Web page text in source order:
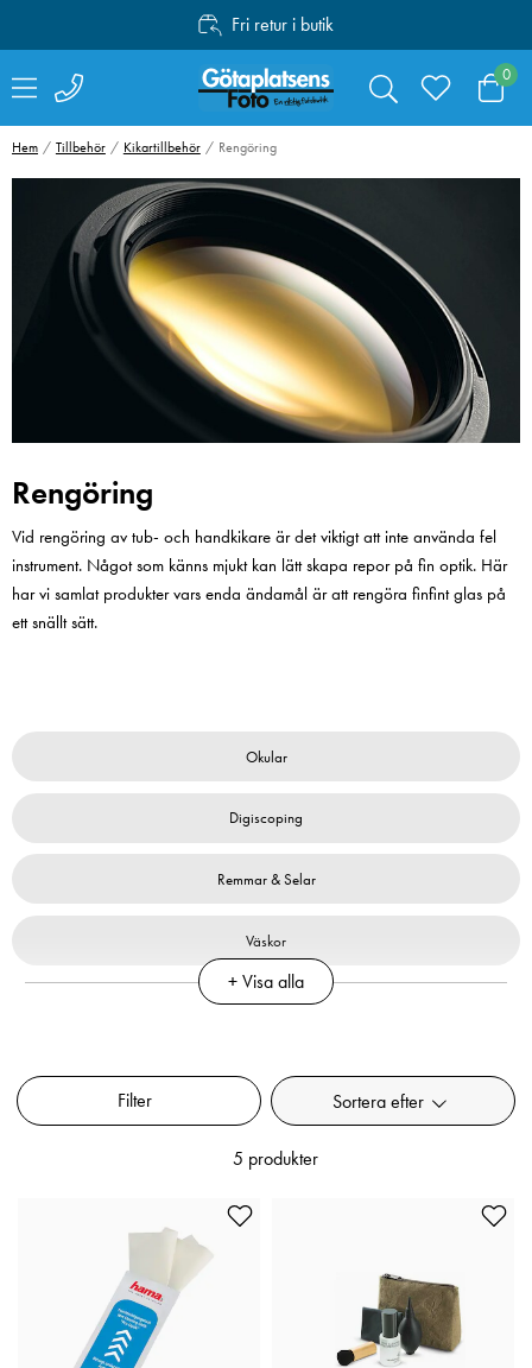
Fri retur i butik
Personlig service
Fri frakt över 1000:-
0
Filmskanner
Så långt lagret
räcker!
Nuvarande pris:
1 790 kr
Adapter EF-
I lager
Hem Tillbehör Kikartillbehör Rengöring
Rengöring
Vid rengöring av tub- och handkikare är det viktigt att inte använda fel
instrument. Något som känns mjukt kan lätt skapa repor på fin optik. Här
har vi samlat produkter vars enda ändamål är att rengöra finfint glas på
ett snällt sätt.
Okular
Digiscoping
Remmar & Selar
Väskor
Rengöring
+ Visa alla
Filter Sortera efter
5 produkter